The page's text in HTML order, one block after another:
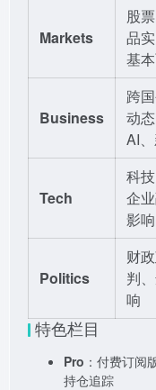
Markets
股
品
基
Business
跨
动
AI、
Tech
科
企
影响
Politics
财
判
响
特色栏目
Pro ：付费订阅
持仓追踪